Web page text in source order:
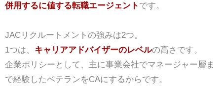
併用するに値する転職エージェント です。
JACリクルートメントの強みは2つ。
1つは、 キャリアアドバイザーのレベルの高さです。
企業ポリシーとして、主に事業会社でマネージャー層ま
で経験したベテランをCAにするからです。